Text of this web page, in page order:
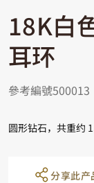
18K白
耳环
參考編號500013
圆形钻石，共重约
分享此产